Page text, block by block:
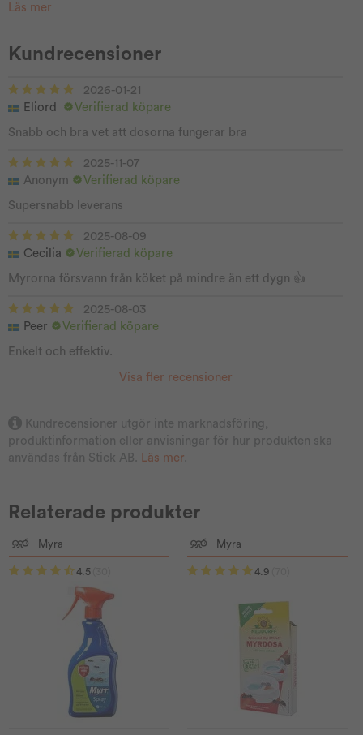
Läs mer
Kundrecensioner
2026-01-21
Eliord
Verifierad köpare
Snabb och bra vet att dosorna fungerar bra
2025-11-07
Anonym
Verifierad köpare
Supersnabb leverans
2025-08-09
Cecilia
Verifierad köpare
Myrorna försvann från köket på mindre än ett dygn 👍
2025-08-03
Peer
Verifierad köpare
Enkelt och effektiv.
Visa fler recensioner
Kundrecensioner utgör inte marknadsföring,
produktinformation eller anvisningar för hur produkten ska
användas från Stick AB.
Läs mer
Relaterade produkter
Myra
4.5
Myra
4.9